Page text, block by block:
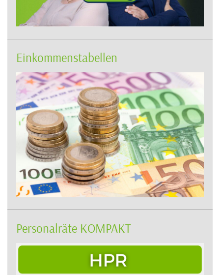
Einkommenstabellen
Personalräte KOMPAKT